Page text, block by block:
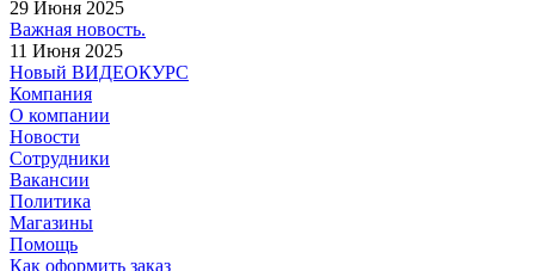
29 Июня 2025
Важная новость.
11 Июня 2025
Новый ВИДЕОКУРС
Компания
О компании
Новости
Сотрудники
Вакансии
Политика
Магазины
Помощь
Как оформить заказ